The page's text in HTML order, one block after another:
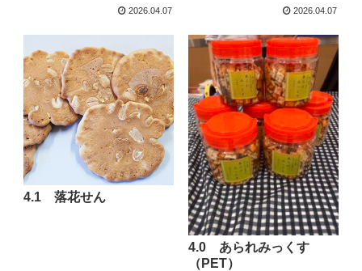
2026.04.07 2026.04.07
4.1 落花せん
4.0 あられみっくす
（PET）